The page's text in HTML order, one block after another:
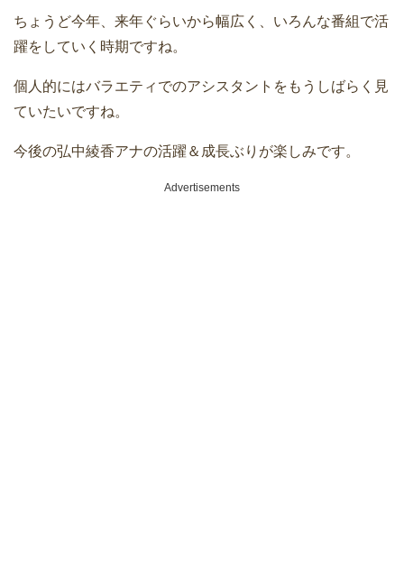
ちょうど今年、来年ぐらいから幅広く、いろんな番組で活
躍をしていく時期ですね。
個人的にはバラエティでのアシスタントをもうしばらく見
ていたいですね。
今後の弘中綾香アナの活躍＆成長ぶりが楽しみです。
Advertisements